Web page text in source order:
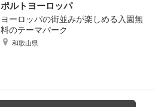
ポルトヨーロッパ
ヨーロッパの街並みが楽しめる入園無
料のテーマパーク
和歌山県